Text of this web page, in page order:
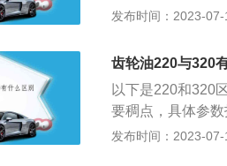
油，适用于工作
性自然而然肯定
贵出一些，但有
发布时间：2023-
齿轮油220与320
以下是220和320
要稠点，具体参
320号是
发布时间：2023-